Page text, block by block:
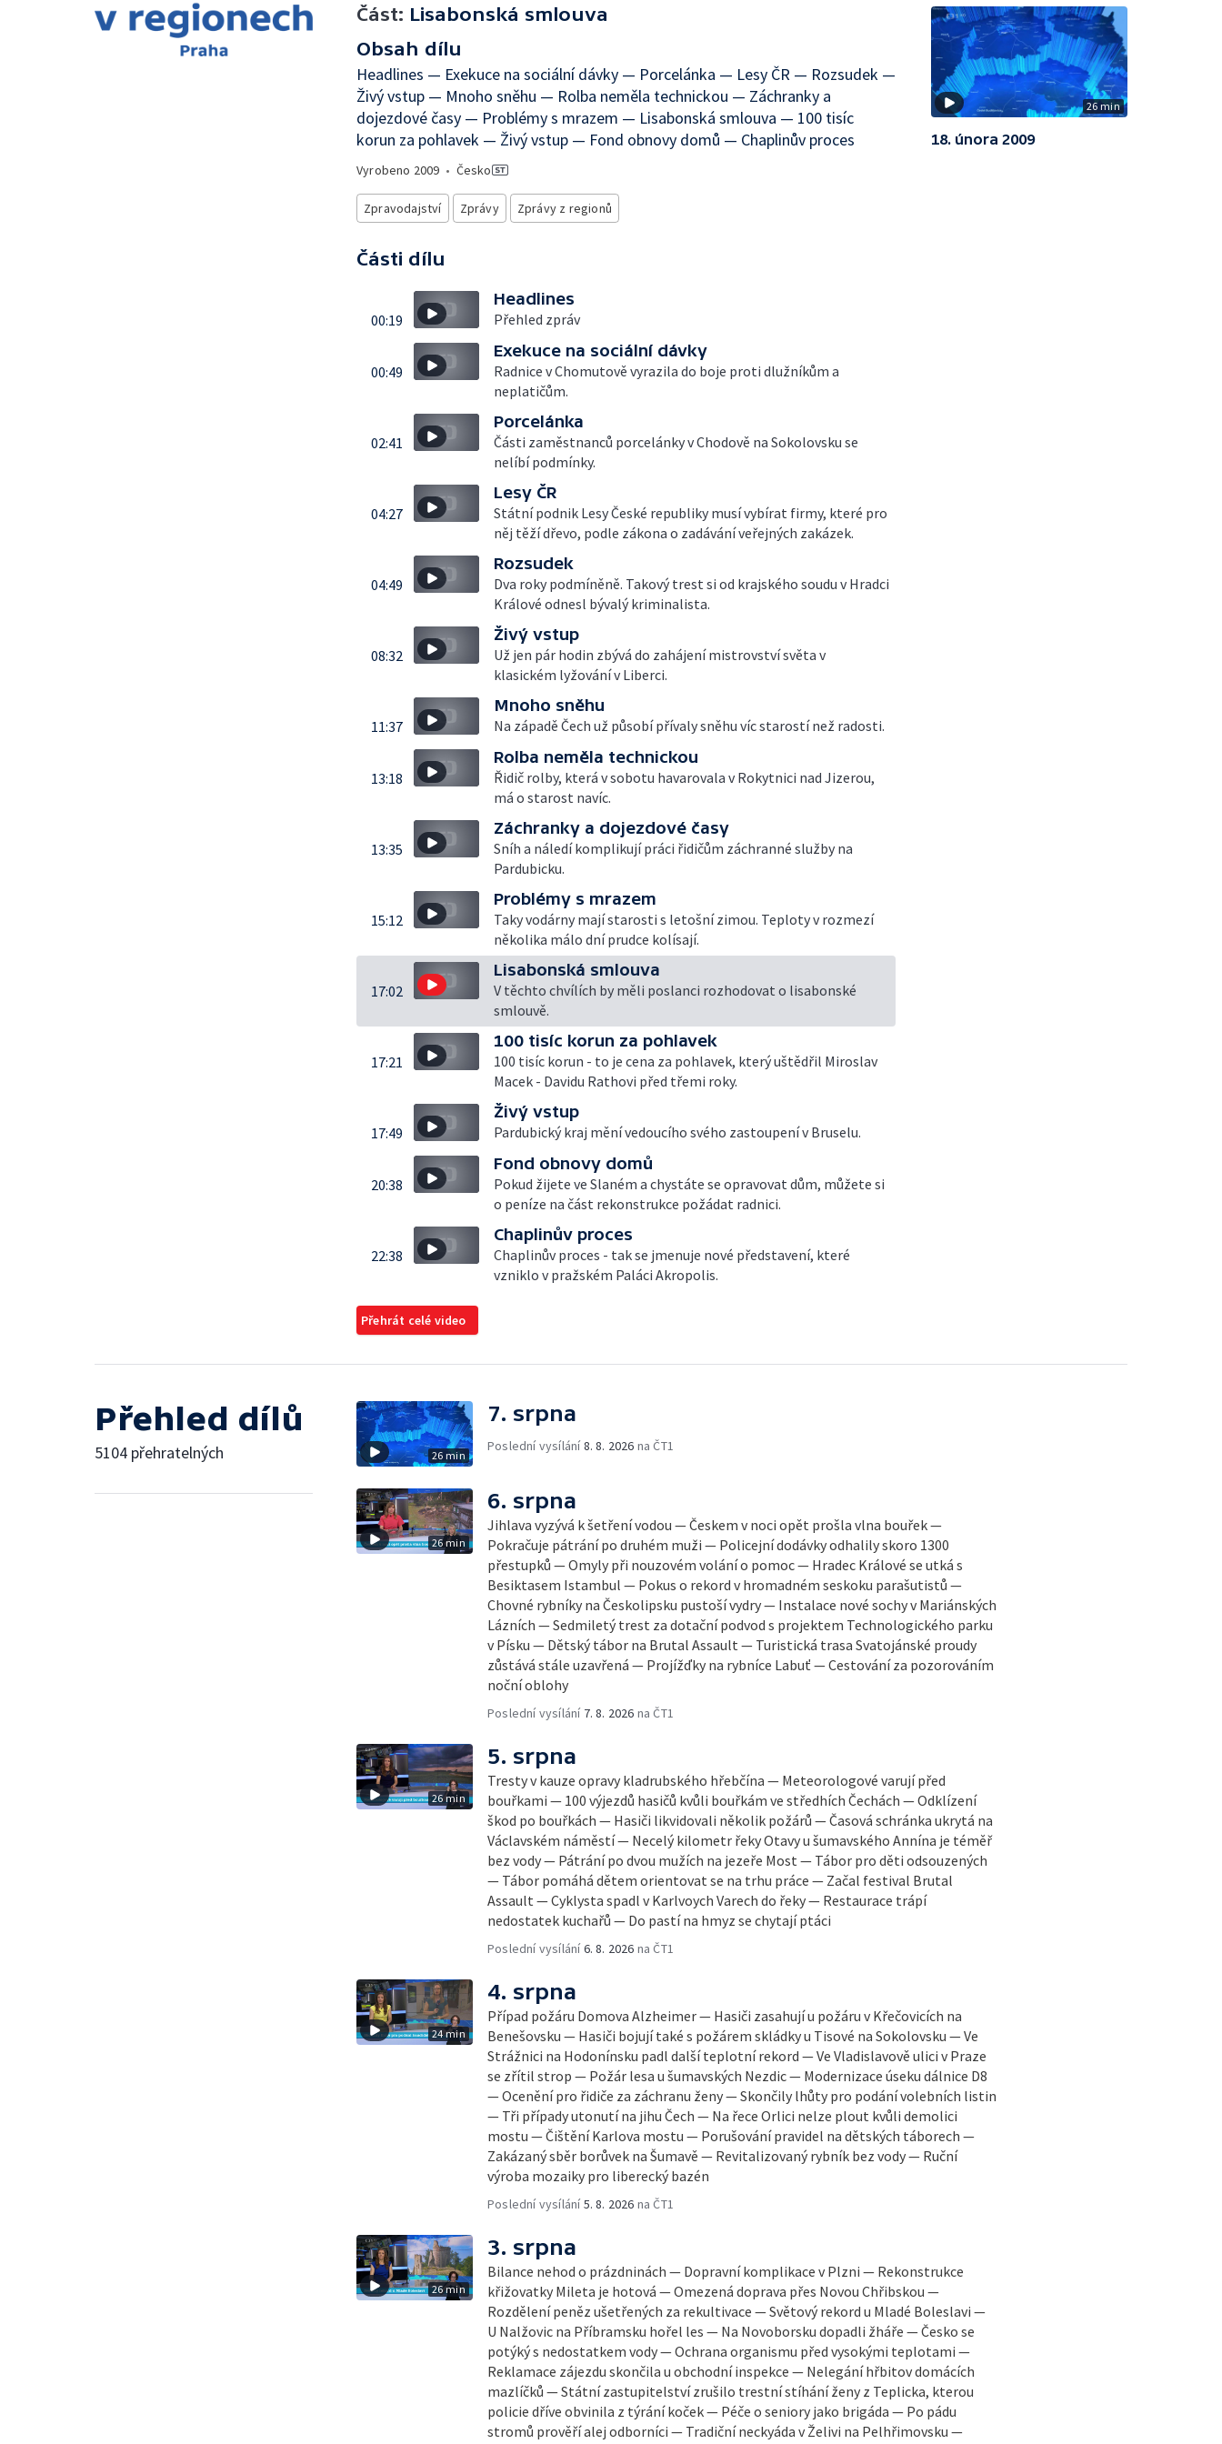
Část: Lisabonská smlouva
Obsah dílu
Headlines — Exekuce na sociální dávky — Porcelánka — Lesy ČR — Rozsudek —
Živý vstup — Mnoho sněhu — Rolba neměla technickou — Záchranky a
dojezdové časy — Problémy s mrazem — Lisabonská smlouva — 100 tisíc
korun za pohlavek — Živý vstup — Fond obnovy domů — Chaplinův proces
Vyrobeno 2009 • Česko
Zpravodajství Zprávy Zprávy z regionů
Části dílu
00:19
Headlines
Přehled zpráv
00:49
Exekuce na sociální dávky
Radnice v Chomutově vyrazila do boje proti dlužníkům a
neplatičům.
02:41
Porcelánka
Části zaměstnanců porcelánky v Chodově na Sokolovsku se
nelíbí podmínky.
04:27
Lesy ČR
Státní podnik Lesy České republiky musí vybírat firmy, které pro
něj těží dřevo, podle zákona o zadávání veřejných zakázek.
04:49
Rozsudek
Dva roky podmíněně. Takový trest si od krajského soudu v Hradci
Králové odnesl bývalý kriminalista.
08:32
Živý vstup
Už jen pár hodin zbývá do zahájení mistrovství světa v
klasickém lyžování v Liberci.
11:37
Mnoho sněhu
Na západě Čech už působí přívaly sněhu víc starostí než radosti.
13:18
Rolba neměla technickou
Řidič rolby, která v sobotu havarovala v Rokytnici nad Jizerou,
má o starost navíc.
13:35
Záchranky a dojezdové časy
Sníh a náledí komplikují práci řidičům záchranné služby na
Pardubicku.
15:12
Problémy s mrazem
Taky vodárny mají starosti s letošní zimou. Teploty v rozmezí
několika málo dní prudce kolísají.
17:02
Lisabonská smlouva
V těchto chvílích by měli poslanci rozhodovat o lisabonské
smlouvě.
17:21
100 tisíc korun za pohlavek
100 tisíc korun - to je cena za pohlavek, který uštědřil Miroslav
Macek - Davidu Rathovi před třemi roky.
17:49
Živý vstup
Pardubický kraj mění vedoucího svého zastoupení v Bruselu.
20:38
Fond obnovy domů
Pokud žijete ve Slaném a chystáte se opravovat dům, můžete si
o peníze na část rekonstrukce požádat radnici.
22:38
Chaplinův proces
Chaplinův proces - tak se jmenuje nové představení, které
vzniklo v pražském Paláci Akropolis.
Přehrát celé video
26 min
18. února 2009
Přehled dílů
5104 přehratelných 26 min
7. srpna
Poslední vysílání8. 8. 2026 na ČT1
26 min
6. srpna
Jihlava vyzývá k šetření vodou — Českem v noci opět prošla vlna bouřek —
Pokračuje pátrání po druhém muži — Policejní dodávky odhalily skoro 1300
přestupků — Omyly při nouzovém volání o pomoc — Hradec Králové se utká s
Besiktasem Istambul — Pokus o rekord v hromadném seskoku parašutistů —
Chovné rybníky na Českolipsku pustoší vydry — Instalace nové sochy v Mariánských
Lázních — Sedmiletý trest za dotační podvod s projektem Technologického parku
v Písku — Dětský tábor na Brutal Assault — Turistická trasa Svatojánské proudy
zůstává stále uzavřená — Projížďky na rybníce Labuť — Cestování za pozorováním
noční oblohy
Poslední vysílání 7. 8. 2026 na ČT1
26 min
5. srpna
Tresty v kauze opravy kladrubského hřebčína — Meteorologové varují před
bouřkami — 100 výjezdů hasičů kvůli bouřkám ve středhích Čechách — Odklízení
škod po bouřkách — Hasiči likvidovali několik požárů — Časová schránka ukrytá na
Václavském náměstí — Necelý kilometr řeky Otavy u šumavského Annína je téměř
bez vody — Pátrání po dvou mužích na jezeře Most — Tábor pro děti odsouzených
— Tábor pomáhá dětem orientovat se na trhu práce — Začal festival Brutal
Assault — Cyklysta spadl v Karlvoych Varech do řeky — Restaurace trápí
nedostatek kuchařů — Do pastí na hmyz se chytají ptáci
Poslední vysílání6. 8. 2026 na ČT1
24 min
4. srpna
Případ požáru Domova Alzheimer — Hasiči zasahují u požáru v Křečovicích na
Benešovsku — Hasiči bojují také s požárem skládky u Tisové na Sokolovsku — Ve
Strážnici na Hodonínsku padl další teplotní rekord — Ve Vladislavově ulici v Praze
se zřítil strop — Požár lesa u šumavských Nezdic — Modernizace úseku dálnice D8
— Ocenění pro řidiče za záchranu ženy — Skončily lhůty pro podání volebních listin
— Tři případy utonutí na jihu Čech — Na řece Orlici nelze plout kvůli demolici
mostu — Čištění Karlova mostu — Porušování pravidel na dětských táborech —
Zakázaný sběr borůvek na Šumavě — Revitalizovaný rybník bez vody — Ruční
výroba mozaiky pro liberecký bazén
Poslední vysílání5. 8. 2026 na ČT1
26 min
3. srpna
Bilance nehod o prázdninách — Dopravní komplikace v Plzni — Rekonstrukce
křižovatky Mileta je hotová — Omezená doprava přes Novou Chřibskou —
Rozdělení peněz ušetřených za rekultivace — Světový rekord u Mladé Boleslavi —
U Nalžovic na Příbramsku hořel les — Na Novoborsku dopadli žháře — Česko se
potýký s nedostatkem vody — Ochrana organismu před vysokými teplotami —
Reklamace zájezdu skončila u obchodní inspekce — Nelegání hřbitov domácích
mazlíčků — Státní zastupitelství zrušilo trestní stíhání ženy z Teplicka, kterou
policie dříve obvinila z týrání koček — Péče o seniory jako brigáda — Po pádu
stromů prověří alej odborníci — Tradiční neckyáda v Želivi na Pelhřimovsku —